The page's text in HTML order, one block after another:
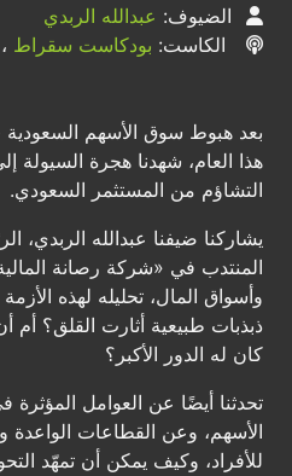
الضيوف: عبدالله الربدي
الكاست: بودكاست سقراط
بعد هبوط سوق الأسهم السعودية
هذا العام، شهدنا هجرة السيولة
التشاؤم من المستثمر السعودي.
يشاركنا ضيفنا عبدالله الربدي،
المنتدب في «شركة رصانة
وأسواق المال، تحليله لهذه
ذبذبات طبيعية أثارت القلق؟ أم
كان له الدور الأكبر؟
تحدثنا أيضًا عن العوامل
الأسهم، وعن القطاعات الواعدة
للأفراد، وكيف يمكن أن تمهّد